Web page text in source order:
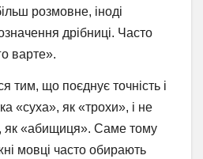
розмовне, іноді
дрібниці. Часто
варте».
тим, що поєднує точність і
«суха», як «трохи», і не
як «абищиця». Саме тому
мовці часто обирають